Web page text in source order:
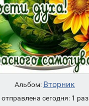
Альбом: Вторник
отправлена сегодня: 1 раз